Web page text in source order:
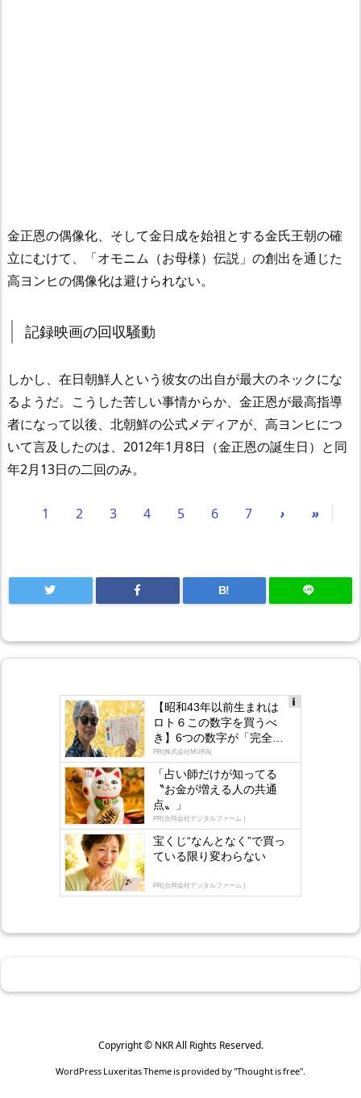
金正恩の偶像化、そして金日成を始祖とする金氏王朝の確
立にむけて、「オモニム（お母様）伝説」の創出を通じた
高ヨンヒの偶像化は避けられない。
記録映画の回収騒動
しかし、在日朝鮮人という彼女の出自が最大のネックにな
るようだ。こうした苦しい事情からか、金正恩が最高指導
者になって以後、北朝鮮の公式メディアが、高ヨンヒにつ
いて言及したのは、2012年1月8日（金正恩の誕生日）と同
年2月13日の二回のみ。
1 2 3 4 5 6 7 › »
B!
gly
【昭和43年以前生まれは
ロト６この数字を買うべ
き】6つの数字が「完全一
致」する方...
PR(株式会社MURA)
「占い師だけが知ってる
〝お金が増える人の共通
点〟」
PR(合同会社デジタルファーム )
宝くじ“なんとなく”で買っ
ている限り変わらない
PR(合同会社デジタルファーム )
Copyright © NKRAll Rights Reserved.
WordPress Luxeritas Theme is provided by "Thought is free".